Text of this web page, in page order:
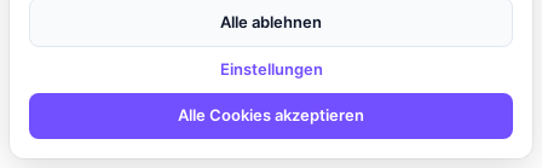
Als inhabergeführtes Unternehmen mit rund 75 Mitarbeitern an
mehreren Standorten sind wir flexibel und krisenfest und
möchten unsere starke Marktposition weiter ausbauen. In der
Rolle des Innovation Engineers sind Sie verantwortlich für das
Technology Scouting und die Trendbeobachtung in den Bereichen
Alle ablehnen
Einstellungen
Alle Cookies akzeptieren